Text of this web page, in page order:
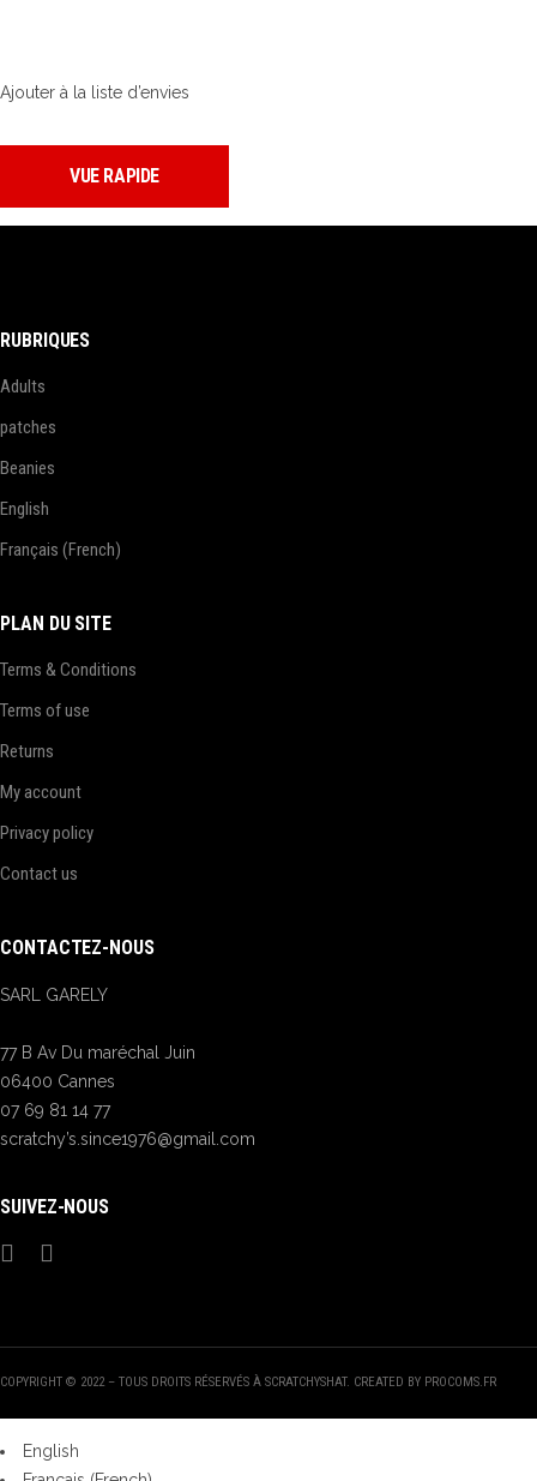
Ajouter à la liste d’envies
VUE RAPIDE
RUBRIQUES
Adults
patches
Beanies
English
Français (French)
PLAN DU SITE
Terms & Conditions
Terms of use
Returns
My account
Privacy policy
Contact us
CONTACTEZ-NOUS
SARL GARELY
77 B Av Du maréchal Juin
06400 Cannes
07 69 81 14 77
scratchy’s.since1976@gmail.com
SUIVEZ-NOUS
COPYRIGHT © 2022 – TOUS DROITS RÉSERVÉS À SCRATCHYSHAT. CREATED BY PROCOMS.FR
English